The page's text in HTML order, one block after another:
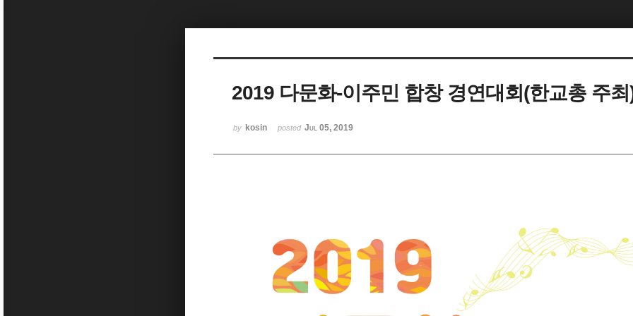
2019 다문화-이주민 합창 경연대회(한교총 주최
by kosin posted Jul 05, 2019
Sketchbook5, 스케치북5
Sketchbook5, 스케치북5